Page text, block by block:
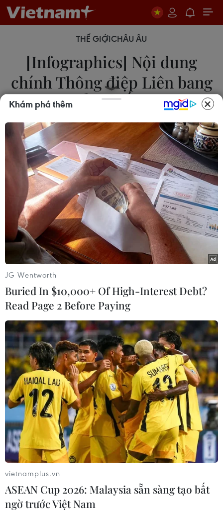
THẾ GIỚICHÂU ÂU
[Infographics] Nội dung
chính Thông điệp Liên bang
của Tổng thống Nga
15/01/2020 14:18
Tổng thống Nga Vladimir Putin đã đọc Thông điệp
Liên bang trước 1.300 khách mời gồm các thành
viên Hội đồng Liên bang (Thượng viện), Duma
Quốc gia (Hạ viện), các thành viên chính phủ...
Khám phá thêm
JG Wentworth
Buried In $10,000+ Of High-Interest Debt?
Read Page 2 Before Paying
vietnamplus.vn
ASEAN Cup 2026: Malaysia sẵn sàng tạo bất
ngờ trước Việt Nam